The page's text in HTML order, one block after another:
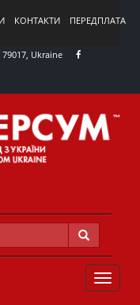
КОНТАКТИ ПЕРЕДПЛАТА
Ukraine
TOGGLE